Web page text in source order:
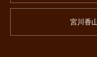
宮川香